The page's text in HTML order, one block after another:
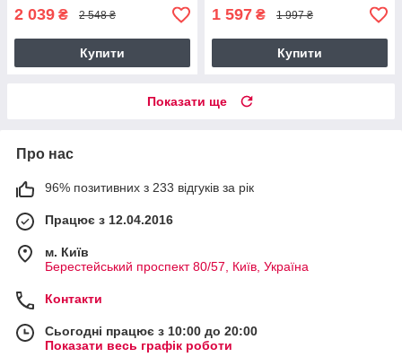
2 039 ₴ 2 548 ₴
Купити
1 597 ₴ 1 997 ₴
Купити
Показати ще
Про нас
96% позитивних з 233 відгуків за рік
Працює з 12.04.2016
м. Київ
Берестейський проспект 80/57, Київ, Україна
Контакти
Сьогодні працює з 10:00 до 20:00
Показати весь графік роботи